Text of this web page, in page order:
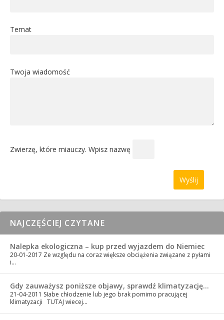
Temat
Twoja wiadomość
Zwierzę, które miauczy. Wpisz nazwę
NAJCZĘŚCIEJ CZYTANE
Nalepka ekologiczna – kup przed wyjazdem do Niemiec
20-01-2017 Ze względu na coraz większe obciążenia związane z pyłami
i…
Gdy zauważysz poniższe objawy, sprawdź klimatyzację…
21-04-2011 Słabe chłodzenie lub jego brak pomimo pracującej
klimatyzacji TUTAJ wiecej…